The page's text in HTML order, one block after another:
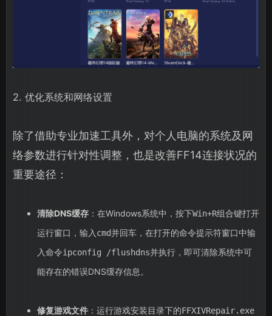
2. 优化系统和网络设置
除了借助专业加速工具外，对个人电脑的系统及网
络参数进行针对性调整，也是改善FF14连接状况的
重要途径：
清除DNS缓存：在Windows系统中，按下Win+R组合键打开
运行窗口，输入 cmd并回车，在打开的命令提示符窗口中输
入命令ipconfig /flushdns并执行，即可清除系统中可
能存在的错误DNS缓存信息。
修复游戏文件：运行游戏安装目录下的FFXIVRepair.exe